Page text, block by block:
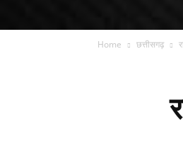
Home छत्तीसगढ़